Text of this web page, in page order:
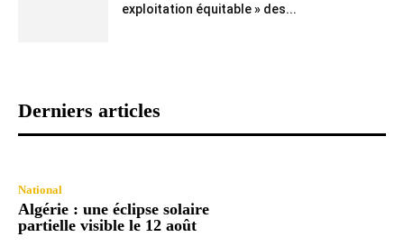
exploitation équitable » des...
Derniers articles
National
Algérie : une éclipse solaire
partielle visible le 12 août